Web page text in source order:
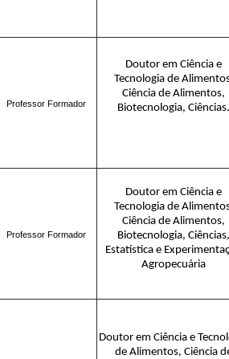
Professor Formador
Doutor em Ciência e
Tecnologia de
Ciência de Alimentos,
Biotecnologia, Ciências.
Professor Formador
Doutor em Ciência e
Tecnologia de
Ciência de Alimentos,
Biotecnologia, Ciências,
Estatística e
Agropecuária
Doutor em Ciência e
de Alimentos, Ciência